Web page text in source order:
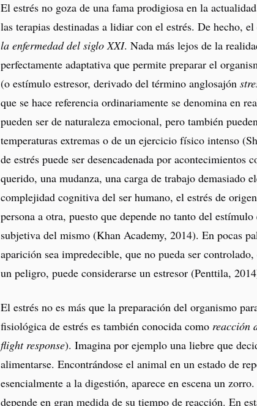
El estrés no goza de una fama prodigiosa en la
las terapias destinadas a lidiar con el estrés. De hecho,
la enfermedad del siglo XXI. Nada más lejos de la
perfectamente adaptativa que permite preparar el
(o estímulo estresor, derivado del término anglosajón
que se hace referencia ordinariamente se denomina en
pueden ser de naturaleza emocional, pero también
temperaturas extremas o de un ejercicio físico intenso
de estrés puede ser desencadenada por acontecimientos
querido, una mudanza, una carga de trabajo demasiado
complejidad cognitiva del ser humano, el estrés de
persona a otra, puesto que depende no tanto del
subjetiva del mismo (Khan Academy, 2014). En pocas
aparición sea impredecible, que no pueda ser
un peligro, puede considerarse un estresor (Penttila,
El estrés no es más que la preparación del organismo
fisiológica de estrés es también conocida como reacción
flight response). Imagina por ejemplo una liebre que
alimentarse. Encontrándose el animal en un estado de
esencialmente a la digestión, aparece en escena un
depende en gran medida de su tiempo de reacción. En